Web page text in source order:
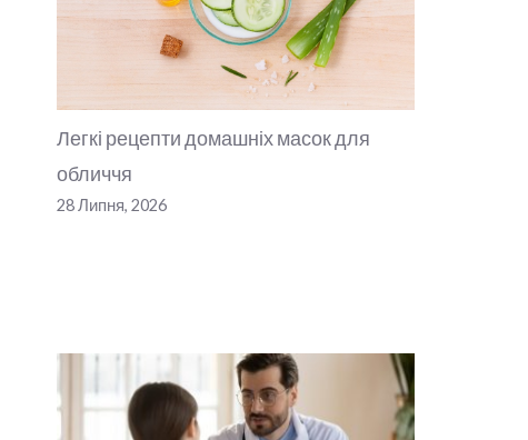
Легкі рецепти домашніх масок для
обличчя
28 Липня, 2026